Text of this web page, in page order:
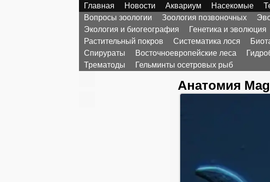
Главная Новости Аквариум Насекомые
Вопросы зоологии
Зоология позвоночных
Экология и биогеография
Генетика и эволюция
Растительный покров
Систематика лося
Спирураты
Восточноевропейские леса
Трематоды
Гельминты осетровых рыб
Анатомия